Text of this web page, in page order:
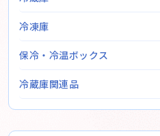
冷凍庫
保冷・冷温ボックス
冷蔵庫関連品